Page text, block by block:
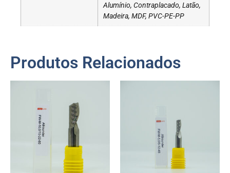
Alumínio, Contraplacado, Latão,
Madeira, MDF, PVC-PE-PP
Produtos Relacionados